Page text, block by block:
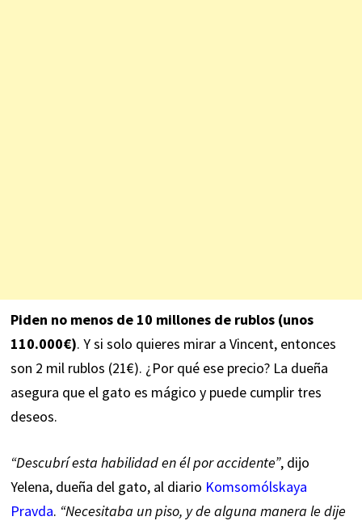
Piden no menos de 10 millones de rublos (unos
110.000€). Y si solo quieres mirar a Vincent, entonces
son 2 mil rublos (21€). ¿Por qué ese precio? La dueña
asegura que el gato es mágico y puede cumplir tres
deseos.
“Descubrí esta habilidad en él por accidente”, dijo
Yelena, dueña del gato, al diario Komsomólskaya
Pravda. “Necesitaba un piso, y de alguna manera le dije